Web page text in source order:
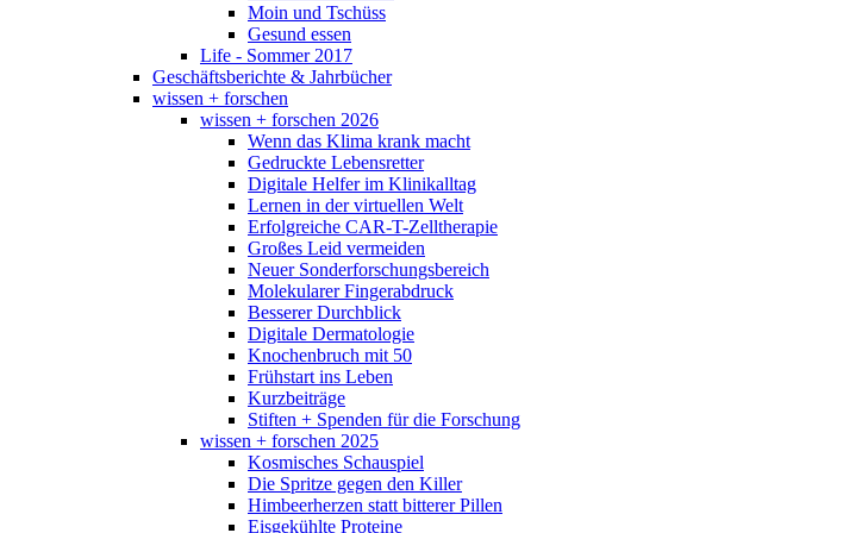
Moin und Tschüss
Gesund essen
Life - Sommer 2017
Geschäftsberichte & Jahrbücher
wissen + forschen
wissen + forschen 2026
Wenn das Klima krank macht
Gedruckte Lebensretter
Digitale Helfer im Klinikalltag
Lernen in der virtuellen Welt
Erfolgreiche CAR-T-Zelltherapie
Großes Leid vermeiden
Neuer Sonderforschungsbereich
Molekularer Fingerabdruck
Besserer Durchblick
Digitale Dermatologie
Knochenbruch mit 50
Frühstart ins Leben
Kurzbeiträge
Stiften + Spenden für die Forschung
wissen + forschen 2025
Kosmisches Schauspiel
Die Spritze gegen den Killer
Himbeerherzen statt bitterer Pillen
Eisgekühlte Proteine